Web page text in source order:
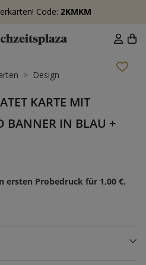
Code: 2KMKM
Design
KARTE MIT
BANNER IN BLAU +
ersten Probedruck für 1,00 €.